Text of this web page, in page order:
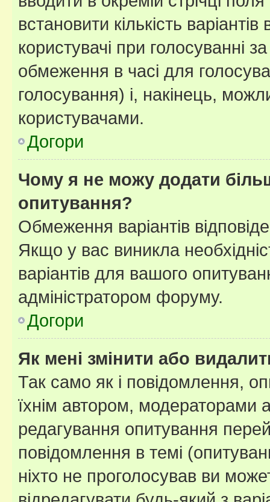
встановити кількість
користувачі при голосуванні
обмеження в часі для
голосування) і, накінець,
користувачами.
Догори
Чому я не можу додати
опитування?
Обмеження варіантів
Якщо у вас виникла
варіантів для вашого
адміністратором форуму.
Догори
Як мені змінити або
Так само як і повідомлення,
їхнім автором, модераторами
редагування опитування
повідомлення в темі
ніхто не проголосував ви